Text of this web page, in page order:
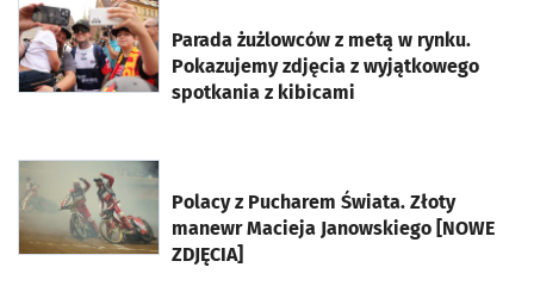
Parada żużlowców z metą w rynku.
Pokazujemy zdjęcia z wyjątkowego
spotkania z kibicami
otworzy się w nowej karcie
Polacy z Pucharem Świata. Złoty
manewr Macieja Janowskiego [NOWE
ZDJĘCIA]
otworzy się w nowej karcie